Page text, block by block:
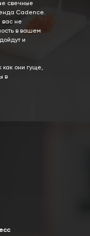
свечные
Cadence.
вас не
в вашем
и
как они гуще,
в